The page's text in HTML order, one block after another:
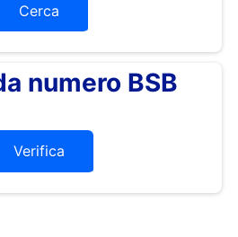
Cerca
numero BSB
Verifica